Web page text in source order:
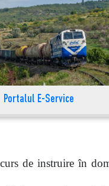
Portalul E-Service
de instruire în